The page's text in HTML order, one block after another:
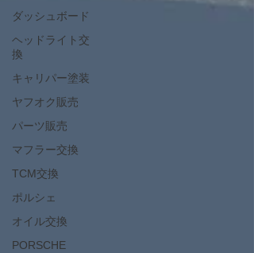
ダッシュボード
ヘッドライト交
換
キャリパー塗装
ヤフオク販売
パーツ販売
マフラー交換
TCM交換
ポルシェ
オイル交換
PORSCHE